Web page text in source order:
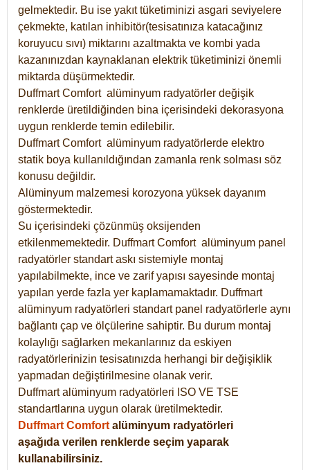
gelmektedir. Bu ise yakıt tüketiminizi asgari seviyelere
çekmekte, katılan inhibitör(tesisatınıza katacağınız
koruyucu sıvı) miktarını azaltmakta ve kombi yada
kazanınızdan kaynaklanan elektrik tüketiminizi önemli
miktarda düşürmektedir.
Duffmart Comfort alüminyum radyatörler değişik
renklerde üretildiğinden bina içerisindeki dekorasyona
uygun renklerde temin edilebilir.
DuffmartComfort alüminyum radyatörlerde elektro
statik boya kullanıldığından zamanla renk solması söz
konusu değildir.
Alüminyum malzemesi korozyona yüksek dayanım
göstermektedir.
Su içerisindeki çözünmüş oksijenden
etkilenmemektedir. DuffmartComfort alüminyum panel
radyatörler standart askı sistemiyle montaj
yapılabilmekte, ince ve zarif yapısı sayesinde montaj
yapılan yerde fazla yer kaplamamaktadır. Duffmart
alüminyum radyatörleri standart panel radyatörlerle aynı
bağlantı çap ve ölçülerine sahiptir. Bu durum montaj
kolaylığı sağlarken mekanlarınız da eskiyen
radyatörlerinizin tesisatınızda herhangi bir değişiklik
yapmadan değiştirilmesine olanak verir.
Duffmart alüminyum radyatörleri ISO VE TSE
standartlarına uygun olarak üretilmektedir.
Duffmart Comfort alüminyum radyatörleri
aşağıda verilen renklerde seçim yaparak
kullanabilirsiniz.